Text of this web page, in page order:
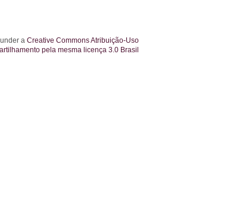
a Creative Commons Atribuição-Uso
pela mesma licença 3.0 Brasil